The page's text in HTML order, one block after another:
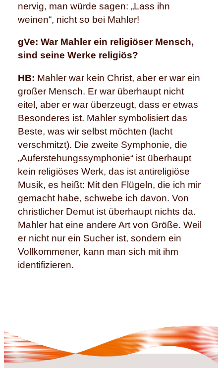
nervig, man würde sagen: „Lass ihn
weinen“, nicht so bei Mahler!
gVe: War Mahler ein religiöser Mensch,
sind seine Werke religiös?
HB: Mahler war kein Christ, aber er war ein
großer Mensch. Er war überhaupt nicht
eitel, aber er war überzeugt, dass er etwas
Besonderes ist. Mahler symbolisiert das
Beste, was wir selbst möchten (lacht
verschmitzt). Die zweite Symphonie, die
„Auferstehungssymphonie“ ist überhaupt
kein religiöses Werk, das ist antireligiöse
Musik, es heißt: Mit den Flügeln, die ich mir
gemacht habe, schwebe ich davon. Von
christlicher Demut ist überhaupt nichts da.
Mahler hat eine andere Art von Größe. Weil
er nicht nur ein Sucher ist, sondern ein
Vollkommener, kann man sich mit ihm
identifizieren.